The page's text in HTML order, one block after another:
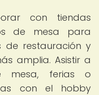
con tiendas
de mesa para
de restauración y
amplia. Asistir a
mesa, ferias o
con el hobby